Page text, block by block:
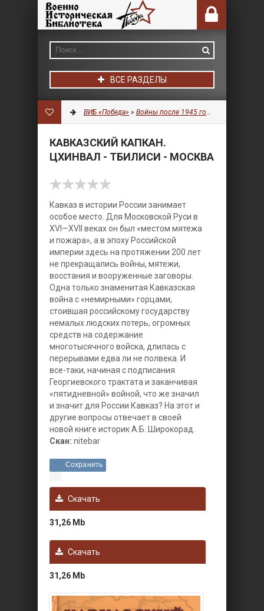
ВСЕ РАЗДЕЛЫ
ВИБ «Победа» » Войны после 1945 года
КАВКАЗСКИЙ КАПКАН.
ЦХИНВАЛ - ТБИЛИСИ - МОСКВА
Кавказ в истории России занимает
особое место. Для Московской Руси в
XVI—XVII веках он был «местом мятежа
и пожара», а в эпоху Российской
империи здесь на протяжении 200 лет
не прекращались войны, мятежи,
восстания и вооруженные заговоры.
Одна только знаменитая Кавказская
война с «немирными» горцами,
стоившая российскому государству
немалых людских потерь, огромных
средств на содержание
многотысячного войска, длилась с
перерывами едва ли не полвека. И
все-таки, начиная с подписания
Георгиевского трактата и заканчивая
«пятидневной» войной, что же значил
и значит для России Кавказ? На этот и
другие вопросы отвечает в своей
новой книге историк А.Б. Широкорад.
Скан: nitebar
Сохранить
Скачать
31,26 Mb
Скачать
31,26 Mb